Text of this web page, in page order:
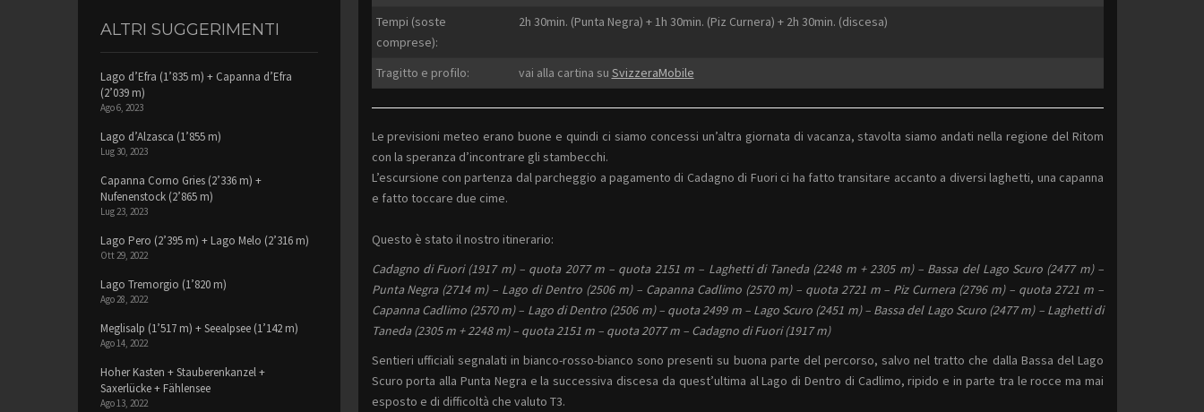
Tempi (soste
comprese):
2h 30min. (Punta Negra) + 1h 30min. (Piz Curnera) + 2h 30min. (discesa)
Tragitto e profilo: vai alla cartina su SvizzeraMobile
Le previsioni meteo erano buone e quindi ci siamo concessi un’altra giornata di vacanza, stavolta siamo andati nella regione del Ritom
con la speranza d’incontrare gli stambecchi.
L’escursione con partenza dal parcheggio a pagamento di Cadagno di Fuori ci ha fatto transitare accanto a diversi laghetti, una capanna
e fatto toccare due cime.
Questo è stato il nostro itinerario:
Cadagno di Fuori (1917 m) – quota 2077 m – quota 2151 m – Laghetti di Taneda (2248 m + 2305 m) – Bassa del Lago Scuro (2477 m) –
Punta Negra (2714 m) – Lago di Dentro (2506 m) – Capanna Cadlimo (2570 m) – quota 2721 m – Piz Curnera (2796 m) – quota 2721 m –
Capanna Cadlimo (2570 m) – Lago di Dentro (2506 m) – quota 2499 m – Lago Scuro (2451 m) – Bassa del Lago Scuro (2477 m) – Laghetti di
Taneda (2305 m + 2248 m) – quota 2151 m – quota 2077 m – Cadagno di Fuori (1917 m)
Sentieri ufficiali segnalati in bianco-rosso-bianco sono presenti su buona parte del percorso, salvo nel tratto che dalla Bassa del Lago
Scuro porta alla Punta Negra e la successiva discesa da quest’ultima al Lago di Dentro di Cadlimo, ripido e in parte tra le rocce ma mai
esposto e di difficoltà che valuto T3.
ALTRI SUGGERIMENTI
Lago d’Efra (1’835 m) + Capanna d’Efra
(2’039 m)
Ago 6, 2023
Lago d’Alzasca (1’855 m)
Lug 30, 2023
Capanna Corno Gries (2’336 m) +
Nufenenstock (2’865 m)
Lug 23, 2023
Lago Pero (2’395 m) + Lago Melo (2’316 m)
Ott 29, 2022
Lago Tremorgio (1’820 m)
Ago 28, 2022
Meglisalp (1’517 m) + Seealpsee (1’142 m)
Ago 14, 2022
Hoher Kasten + Stauberenkanzel +
Saxerlücke + Fählensee
Ago 13, 2022